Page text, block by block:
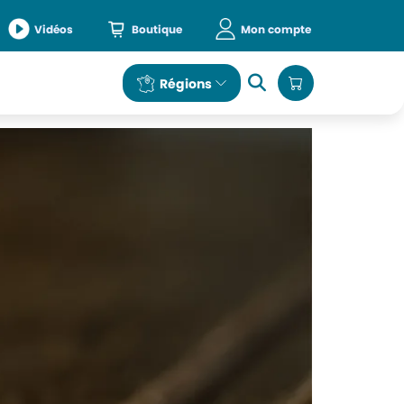
Vidéos Boutique Mon compte
Régions